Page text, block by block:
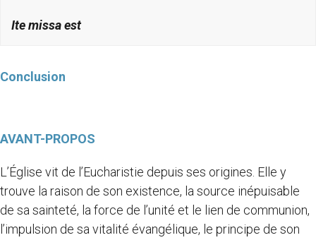
Ite missa est
Conclusion
AVANT-PROPOS
L’Église vit de l’Eucharistie depuis ses origines. Elle y
trouve la raison de son existence, la source inépuisable
de sa sainteté, la force de l’unité et le lien de communion,
l’impulsion de sa vitalité évangélique, le principe de son